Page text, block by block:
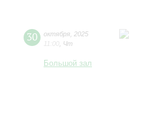
30 октября 2025
11:00 Чт
Большой зал